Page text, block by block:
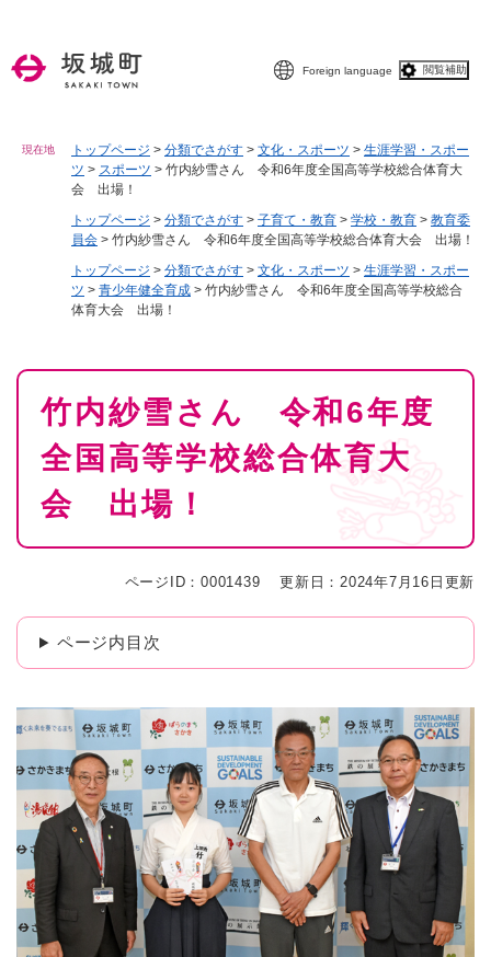
Foreign language 閲覧補助
現在地 トップページ > 分類でさがす > 文化・スポーツ > 生涯学習・スポー
ツ > スポーツ > 竹内紗雪さん 令和6年度全国高等学校総合体育大
会 出場！
トップページ > 分類でさがす > 子育て・教育 > 学校・教育 > 教育委
員会 > 竹内紗雪さん 令和6年度全国高等学校総合体育大会 出場！
トップページ > 分類でさがす > 文化・スポーツ > 生涯学習・スポー
ツ > 青少年健全育成 > 竹内紗雪さん 令和6年度全国高等学校総合
体育大会 出場！
本
竹内紗雪さん 令和6年度
全国高等学校総合体育大
会 出場！
ページID：0001439 更新日：2024年7月16日更新
ページ内目次